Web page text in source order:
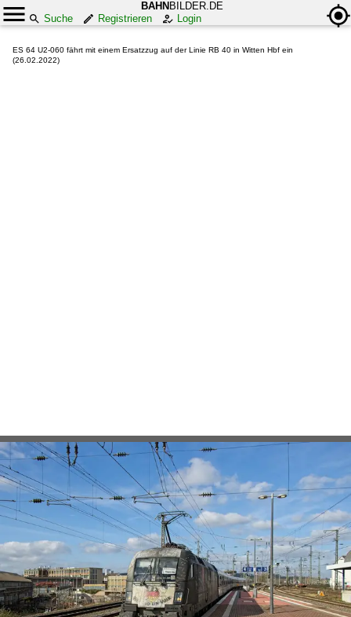
BAHN BILDER.DE
Suche
Registrieren Login
ES 64 U2-060 fährt mit einem Ersatzzug auf der Linie RB 40 in Witten Hbf ein
(26.02.2022)